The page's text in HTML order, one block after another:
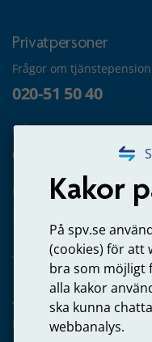
Kakor
På spv.se
(cookies) för att
bra som möjligt
alla kakor
ska kunna
webbanalys.
Privatpersoner
Frågor om
020-51 50 40
Frågor om utbetalning
020-65 00 65
Kontakta oss
Arbetsgivare
Frågor om